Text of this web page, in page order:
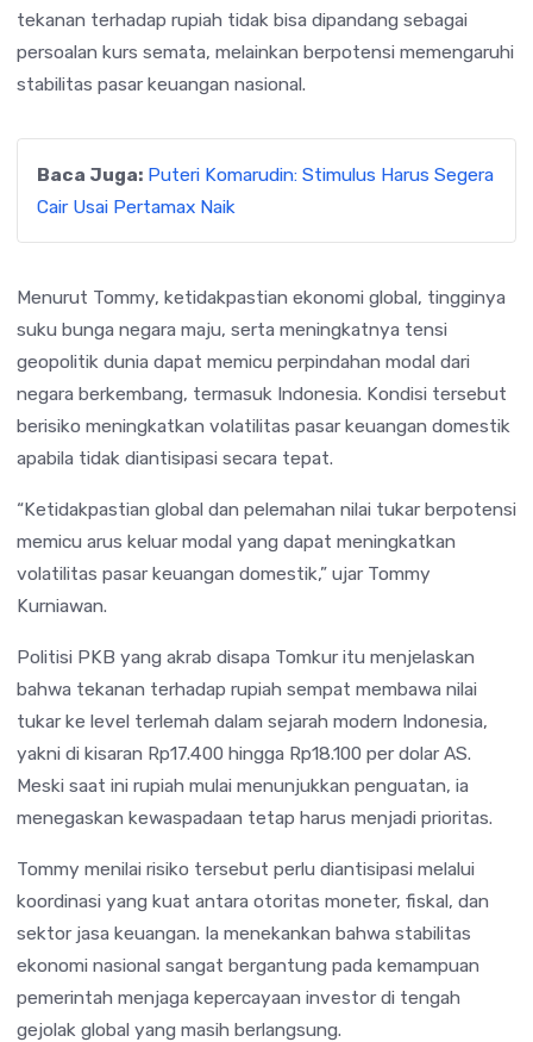
tekanan terhadap rupiah tidak bisa dipandang sebagai
persoalan kurs semata, melainkan berpotensi memengaruhi
stabilitas pasar keuangan nasional.
Baca Juga: Puteri Komarudin: Stimulus Harus Segera
Cair Usai Pertamax Naik
Menurut Tommy, ketidakpastian ekonomi global, tingginya
suku bunga negara maju, serta meningkatnya tensi
geopolitik dunia dapat memicu perpindahan modal dari
negara berkembang, termasuk Indonesia. Kondisi tersebut
berisiko meningkatkan volatilitas pasar keuangan domestik
apabila tidak diantisipasi secara tepat.
“Ketidakpastian global dan pelemahan nilai tukar berpotensi
memicu arus keluar modal yang dapat meningkatkan
volatilitas pasar keuangan domestik,” ujar Tommy
Kurniawan.
Politisi PKB yang akrab disapa Tomkur itu menjelaskan
bahwa tekanan terhadap rupiah sempat membawa nilai
tukar ke level terlemah dalam sejarah modern Indonesia,
yakni di kisaran Rp17.400 hingga Rp18.100 per dolar AS.
Meski saat ini rupiah mulai menunjukkan penguatan, ia
menegaskan kewaspadaan tetap harus menjadi prioritas.
Tommy menilai risiko tersebut perlu diantisipasi melalui
koordinasi yang kuat antara otoritas moneter, fiskal, dan
sektor jasa keuangan. Ia menekankan bahwa stabilitas
ekonomi nasional sangat bergantung pada kemampuan
pemerintah menjaga kepercayaan investor di tengah
gejolak global yang masih berlangsung.